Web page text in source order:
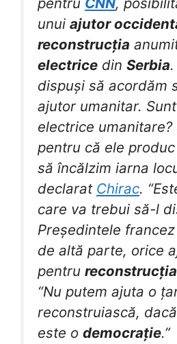
unui ajutor
reconstrucția
electrice din Serbia
dispuși să acordăm
ajutor umanitar.
electrice umanitare?
pentru că ele
să încălzim iarna
declarat Chirac.
care va trebui să-l
Președintele francez
de altă parte, orice
pentru
“Nu putem ajuta o
reconstruiască,
este o democrație.”